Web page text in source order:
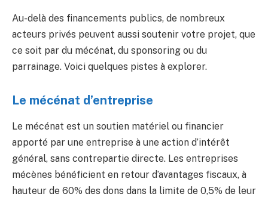
Au-delà des financements publics, de nombreux
acteurs privés peuvent aussi soutenir votre projet, que
ce soit par du mécénat, du sponsoring ou du
parrainage. Voici quelques pistes à explorer.
Le mécénat d’entreprise
Le mécénat est un soutien matériel ou financier
apporté par une entreprise à une action d’intérêt
général, sans contrepartie directe. Les entreprises
mécènes bénéficient en retour d’avantages fiscaux, à
hauteur de 60% des dons dans la limite de 0,5% de leur